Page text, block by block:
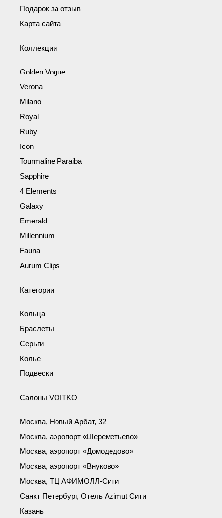
Подарок за отзыв
Карта сайта
Коллекции
Golden Vogue
Verona
Milano
Royal
Ruby
Icon
Tourmaline Paraiba
Sapphire
4 Elements
Galaxy
Emerald
Millennium
Fauna
Aurum Clips
Категории
Кольца
Браслеты
Серьги
Колье
Подвески
Салоны VOITKO
Москва, Новый Арбат, 32
Москва, аэропорт «Шереметьево»
Москва, аэропорт «Домодедово»
Москва, аэропорт «Внуково»
Москва, ТЦ АФИМОЛЛ-Сити
Санкт Петербург, Отель Azimut Сити
Казань